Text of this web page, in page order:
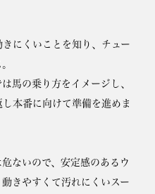
にくいことを知り、チュー
馬の乗り方をイメージし、
本番に向けて準備を進めま
ないので、安定感のあるウ
きやすくて汚れにくいスー